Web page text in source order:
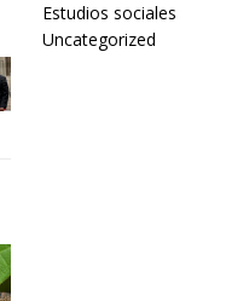
Estudios sociales
Uncategorized